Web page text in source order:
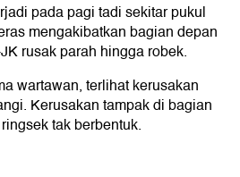
pada pagi tadi sekitar pukul
mengakibatkan bagian depan
rusak parah hingga robek.
wartawan, terlihat kerusakan
Kerusakan tampak di bagian
tak berbentuk.